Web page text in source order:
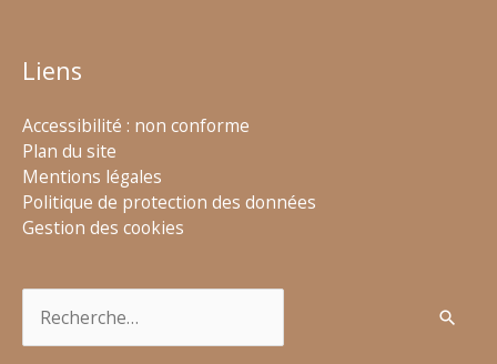
Liens
Accessibilité : non conforme
Plan du site
Mentions légales
Politique de protection des données
Gestion des cookies